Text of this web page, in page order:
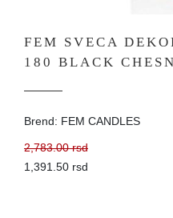
FEM SVECA
180 BLACK
Brend: FEM CANDLES
2,783.00 rsd
1,391.50 rsd